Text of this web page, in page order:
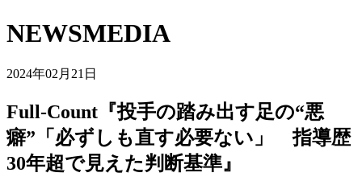
NEWSMEDIA
2024年02月21日
Full-Count『投手の踏み出す足の“悪
癖”「必ずしも直す必要ない」 指導歴
30年超で見えた判断基準』